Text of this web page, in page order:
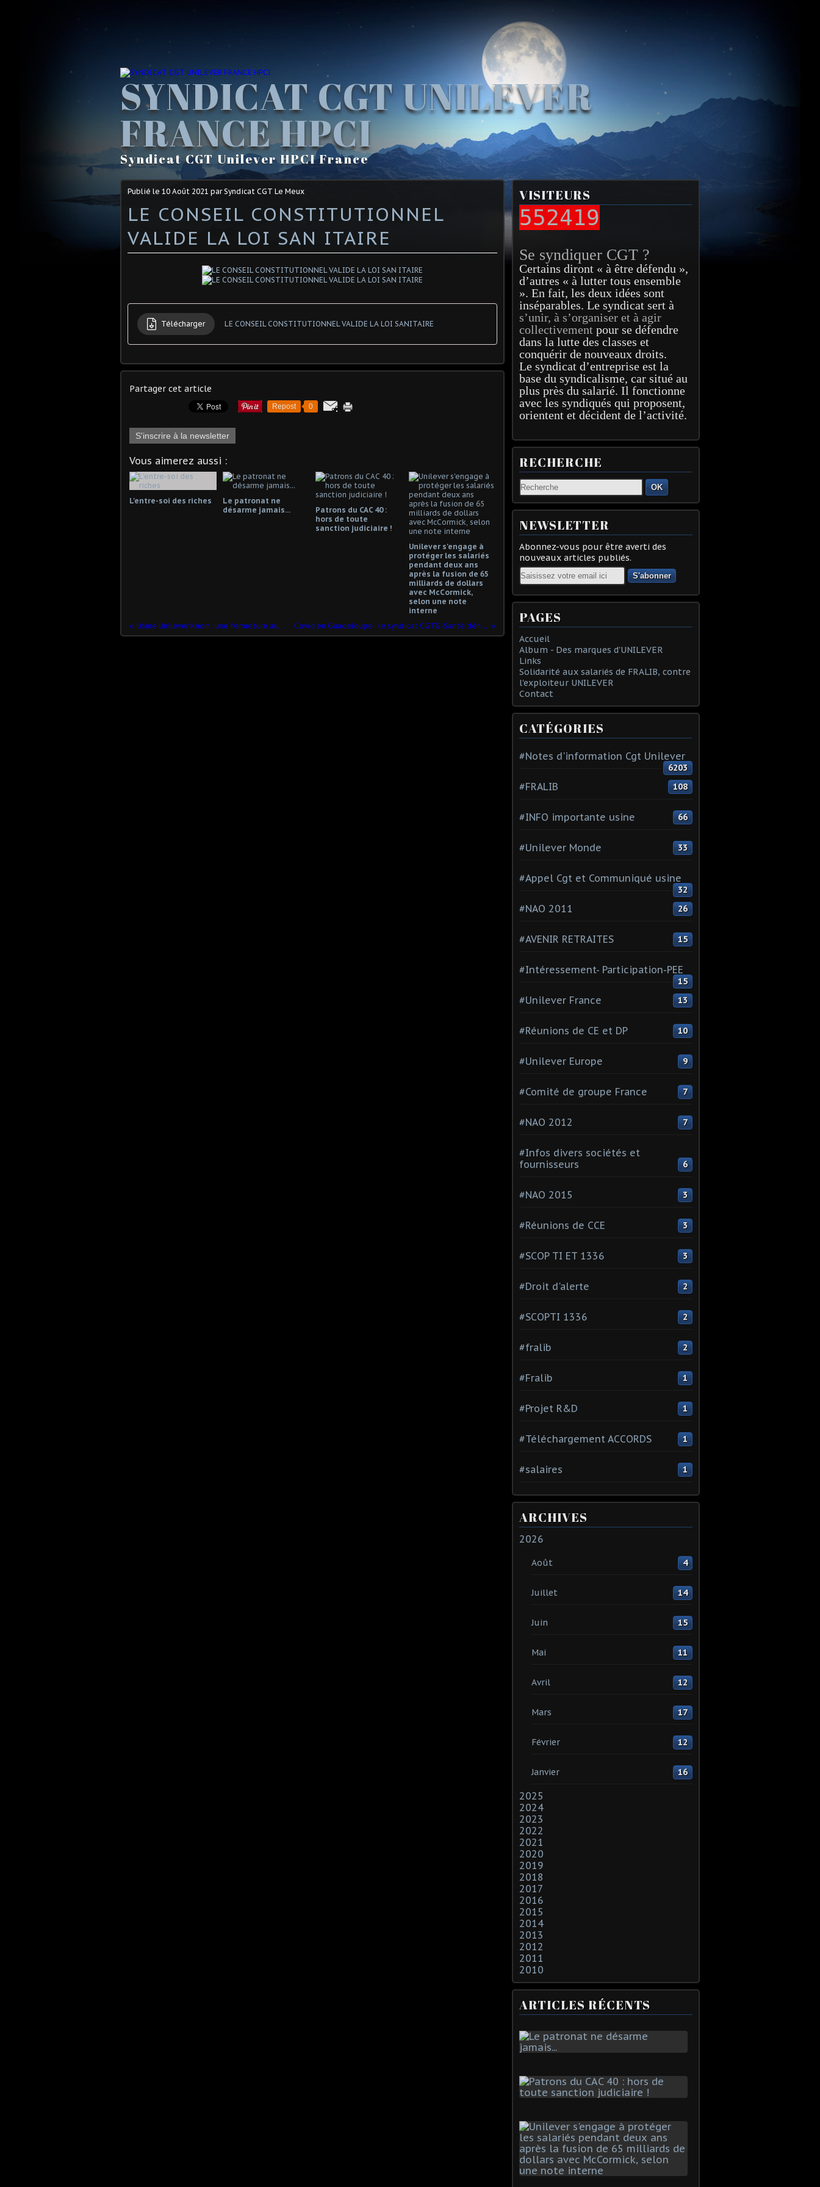
SYNDICAT CGT UNILEVER
FRANCE HPCI
Syndicat CGT Unilever HPCI France
Publié le 10 Août 2021 par Syndicat CGT Le Meux
LE CONSEIL CONSTITUTIONNEL
VALIDE LA LOI SAN ITAIRE
Télécharger LE CONSEIL CONSTITUTIONNEL VALIDE LA LOI SANITAIRE
Partager cet article
Repost 0
S'inscrire à la newsletter
Vous aimerez aussi :
L'entre-soi des riches
Le patronat ne
désarme jamais...
Patrons du CAC 40 :
hors de toute
sanction judiciaire !
Unilever s'engage à
protéger les salariés
pendant deux ans
après la fusion de 65
milliards de dollars
avec McCormick,
selon une note
interne
Usine Unilever Knorr : une fermeture au goût amer pour les salariés alsaciens
Covid en Guadeloupe : le syndicat CGTG-Santé dénonce une gestion idéologique et non sanitaire
VISITEURS
552419
Se syndiquer CGT ?
Certains diront « à être défendu »,
d’autres « à lutter tous ensemble
». En fait, les deux idées sont
inséparables. Le syndicat sert à
s’unir, à s’organiser et à agir
collectivement pour se défendre
dans la lutte des classes et
conquérir de nouveaux droits.
Le syndicat d’entreprise est la
base du syndicalisme, car situé au
plus près du salarié. Il fonctionne
avec les syndiqués qui proposent,
orientent et décident de l’activité.
RECHERCHE
OK
NEWSLETTER
Abonnez-vous pour être averti des
nouveaux articles publiés.
Email
PAGES
Accueil
Album - Des marques d'UNILEVER
Links
Solidarité aux salariés de FRALIB, contre
l'exploiteur UNILEVER
Contact
CATÉGORIES
#Notes d'information Cgt Unilever
6203
#FRALIB 108
#INFO importante usine 66
#Unilever Monde 33
#Appel Cgt et Communiqué usine
32
#NAO 2011 26
#AVENIR RETRAITES 15
#Intéressement- Participation-PEE
15
#Unilever France 13
#Réunions de CE et DP 10
#Unilever Europe 9
#Comité de groupe France 7
#NAO 2012 7
#Infos divers sociétés et
fournisseurs
6
#NAO 2015 3
#Réunions de CCE 3
#SCOP TI ET 1336 3
#Droit d'alerte 2
#SCOPTI 1336 2
#fralib 2
#Fralib 1
#Projet R&D 1
#Téléchargement ACCORDS 1
#salaires 1
ARCHIVES
2026
Août 4
Juillet 14
Juin 15
Mai 11
Avril 12
Mars 17
Février 12
Janvier 16
2025
2024
2023
2022
2021
2020
2019
2018
2017
2016
2015
2014
2013
2012
2011
2010
ARTICLES RÉCENTS